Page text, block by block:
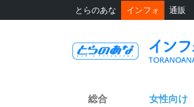
とらのあな インフォ 通販
総合 女性向け